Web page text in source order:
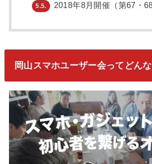
5.5. 2018年8月開催（第67・68
岡山スマホユーザー会ってどん